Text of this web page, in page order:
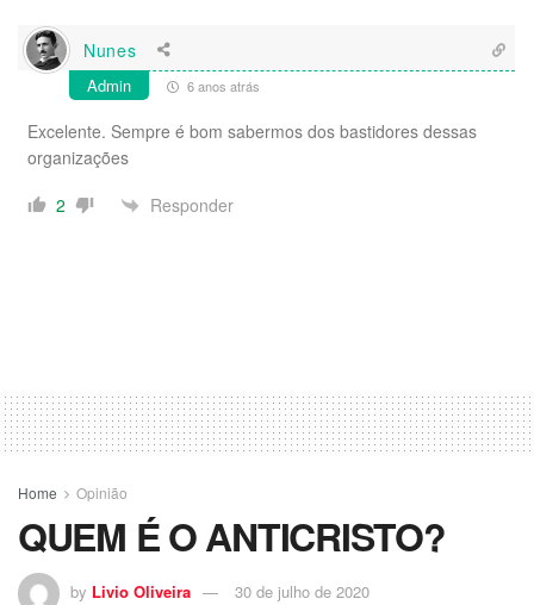
Nunes
Admin 6 anos atrás
Excelente. Sempre é bom sabermos dos bastidores dessas
organizações
2
Responder
Home Opinião
QUEM É O ANTICRISTO?
by Livio Oliveira 30 de julho de 2020